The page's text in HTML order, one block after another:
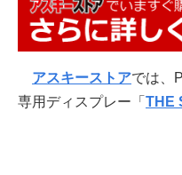
アスキーストアでは、
専用ディスプレー「 THE